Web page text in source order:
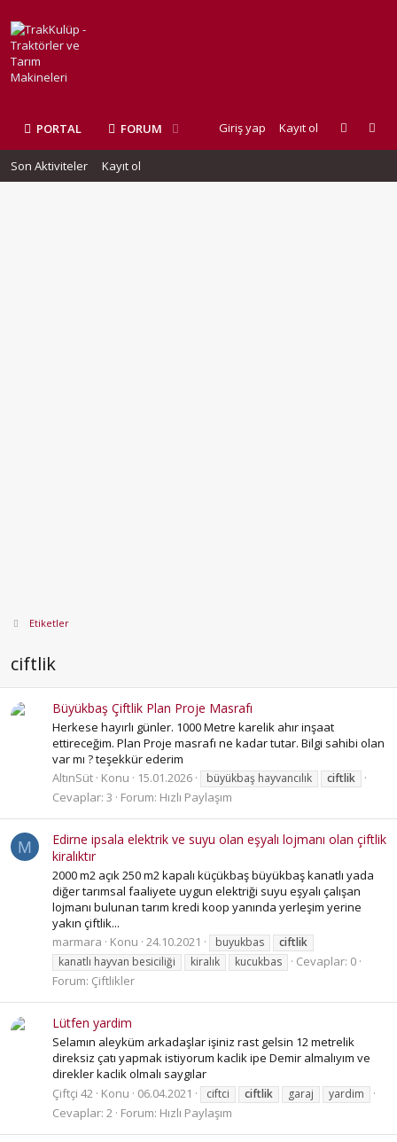
PORTAL FORUM Giriş yap Kayıt ol
Son Aktiviteler Kayıt ol
Etiketler
ciftlik
Büyükbaş Çiftlik Plan Proje Masrafı
Herkese hayırlı günler. 1000 Metre karelik ahır inşaat
ettireceğim. Plan Proje masrafı ne kadar tutar. Bilgi sahibi olan
var mı ? teşekkür ederim
AltınSüt Konu 15.01.2026 büyükbaş hayvancılık ciftlik
Cevaplar: 3 Forum: Hızlı Paylaşım
M
Edirne ipsala elektrik ve suyu olan eşyalı lojmanı olan çiftlik
kiralıktır
2000 m2 açık 250 m2 kapalı küçükbaş büyükbaş kanatlı yada
diğer tarımsal faaliyete uygun elektriği suyu eşyalı çalışan
lojmanı bulunan tarım kredi koop yanında yerleşim yerine
yakın çiftlik...
marmara
Konu 24.10.2021 buyukbas
ciftlik
kanatlı hayvan besiciliği
kiralık kucukbas
Cevaplar: 0
Forum: Çiftlikler
Lütfen yardim
Selamın aleyküm arkadaşlar işiniz rast gelsin 12 metrelik
direksiz çatı yapmak istiyorum kaclik ipe Demir almalıyım ve
direkler kaclik olmalı saygılar
Çiftçi 42
Konu 06.04.2021 ciftci ciftlik garaj yardim
Cevaplar: 2 Forum: Hızlı Paylaşım